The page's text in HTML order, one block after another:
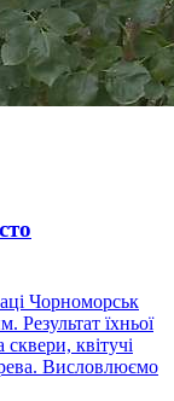
Чорноморськ
Результат їхньої
квітучі
Висловлюємо